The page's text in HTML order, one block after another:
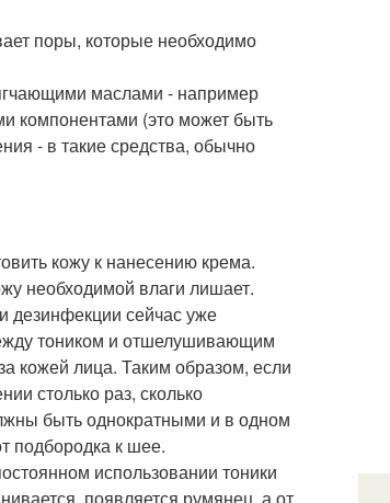
поры, которые необходимо
маслами - например
компонентами (это может быть
- в такие средства, обычно
кожу к нанесению крема.
необходимой влаги лишает.
дезинфекции сейчас уже
тоником и отшелушивающим
кожей лица. Таким образом, если
столько раз, сколько
быть однократными и в одном
подбородка к шее.
использовании тоники